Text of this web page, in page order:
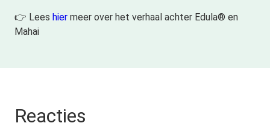
👉 Lees hier meer over het verhaal achter Edula® en
Mahai
Reacties